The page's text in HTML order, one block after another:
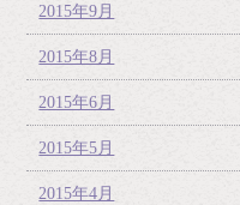
2015年9月
2015年8月
2015年6月
2015年5月
2015年4月